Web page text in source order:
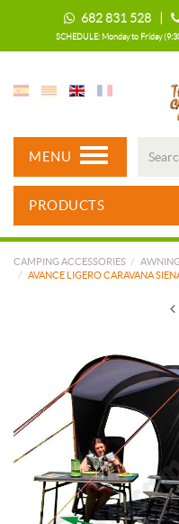
682 831 528 |
SCHEDULE: Monday to Friday
MENU
PRODUCTS
CAMPING ACCESSORIES
AVANCE LIGERO CARAVANA